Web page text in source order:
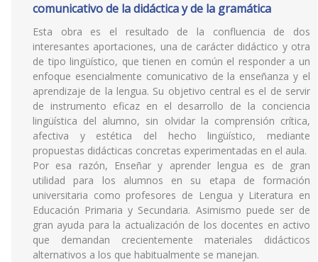
comunicativo de la didáctica y de la gramática
Esta obra es el resultado de la confluencia de dos
interesantes aportaciones, una de carácter didáctico y otra
de tipo lingüístico, que tienen en común el responder a un
enfoque esencialmente comunicativo de la enseñanza y el
aprendizaje de la lengua. Su objetivo central es el de servir
de instrumento eficaz en el desarrollo de la conciencia
lingüística del alumno, sin olvidar la comprensión crítica,
afectiva y estética del hecho lingüístico, mediante
propuestas didácticas concretas experimentadas en el aula.
Por esa razón, Enseñar y aprender lengua es de gran
utilidad para los alumnos en su etapa de formación
universitaria como profesores de Lengua y Literatura en
Educación Primaria y Secundaria. Asimismo puede ser de
gran ayuda para la actualización de los docentes en activo
que demandan crecientemente materiales didácticos
alternativos a los que habitualmente se manejan.